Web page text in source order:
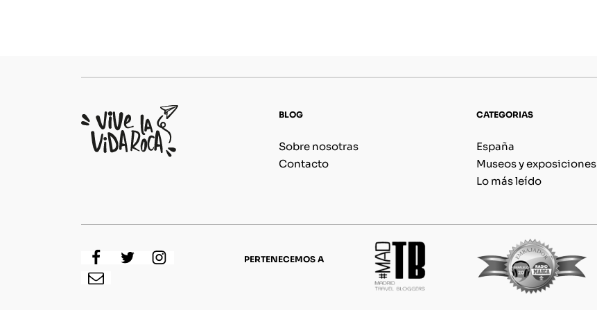
BLOG
Sobre nosotras
Contacto
CATEGORIAS
España
Museos y exposiciones
Lo más leído
PERTENECEMOS A